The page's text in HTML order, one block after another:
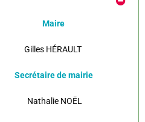
Maire
Gilles HÉRAULT
Secrétaire de mairie
Nathalie NOËL